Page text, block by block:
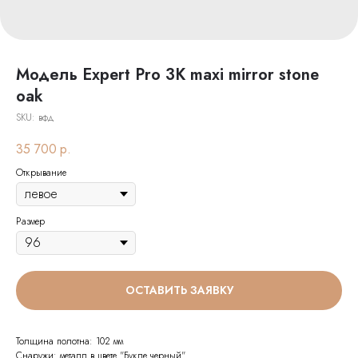
Модель Expert Pro 3K maxi mirror stone
oak
SKU: вфд
35 700 р.
Открывание
Размер
ОСТАВИТЬ ЗАЯВКУ
Толщина полотна: 102 мм